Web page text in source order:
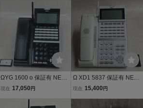
電話機 電池付 返品可 超特
ΩYG 1600 o 保証有 NEC
DTZ-24BT-3D(BK)TEL As
現在 17,050 円
Ω XD1 5837 保証有 NEC
Aspire UX カールコード
現在 15,400 円